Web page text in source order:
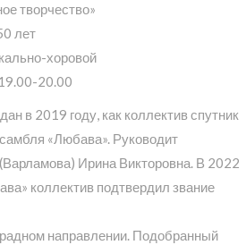
творчество»
лет
хоровой
20.00
в 2019 году, как коллектив спутник
«Любава». Руководит
Ирина Викторовна. В 2022
коллектив подтвердил звание
направлении. Подобранный